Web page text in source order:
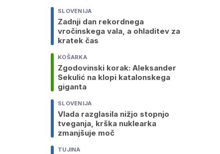
SLOVENIJA
Zadnji dan rekordnega
vročinskega vala, a ohladitev za
kratek čas
KOŠARKA
Zgodovinski korak: Aleksander
Sekulić na klopi katalonskega
giganta
SLOVENIJA
Vlada razglasila nižjo stopnjo
tveganja, krška nuklearka
zmanjšuje moč
TUJINA